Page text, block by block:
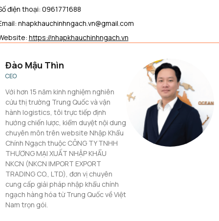
điện thoại: 0961771688
nhapkhauchinhngach.vn@gmail.com
https://nhapkhauchinhngach.vn
Đào Mậu Thìn
CEO
Với hơn 15 năm kinh nghiệm nghiên
cứu thị trường Trung Quốc và vận
hành logistics, tôi trực tiếp định
hướng chiến lược, kiểm duyệt nội dung
chuyên môn trên website Nhập Khẩu
Chính Ngạch thuộc CÔNG TY TNHH
THƯƠNG MẠI XUẤT NHẬP KHẨU
NKCN (NKCN IMPORT EXPORT
TRADING CO., LTD), đơn vị chuyên
cung cấp giải pháp nhập khẩu chính
ngạch hàng hóa từ Trung Quốc về Việt
Nam trọn gói.